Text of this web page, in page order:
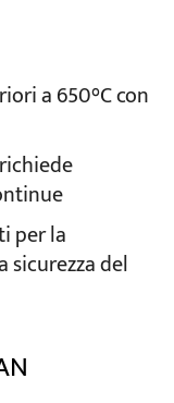
a 650°C con
per la
sicurezza del